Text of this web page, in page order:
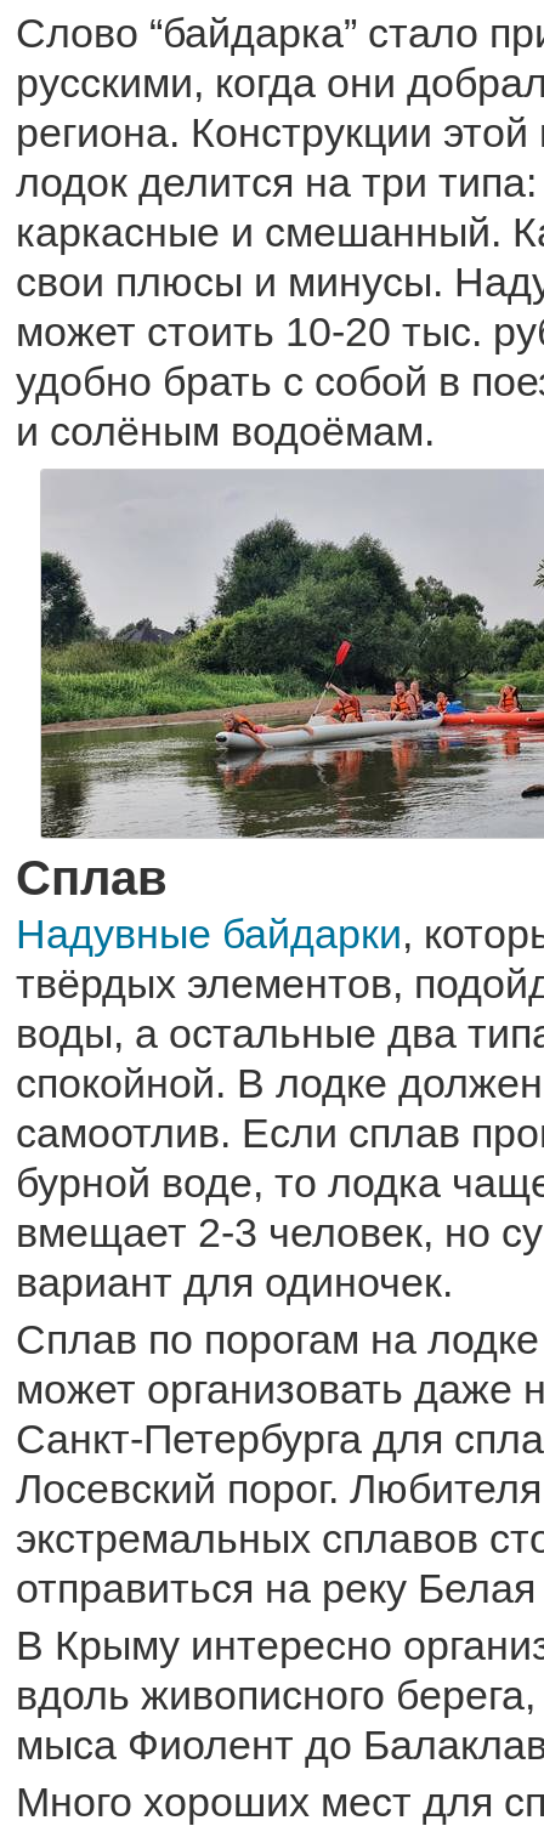
Слово “байдарка” стало
русскими, когда они
региона. Конструкции этой
лодок делится на три
каркасные и смешанный.
свои плюсы и минусы.
может стоить 10-20 тыс.
удобно брать с собой в
и солёным водоёмам.
Сплав
Надувные байдарки,
твёрдых элементов,
воды, а остальные два
спокойной. В лодке
самоотлив. Если сплав
бурной воде, то лодка
вмещает 2-3 человек, но
вариант для одиночек.
Сплав по порогам на
может организовать даже
Санкт-Петербурга для
Лосевский порог.
экстремальных сплавов
отправиться на реку
В Крыму интересно
вдоль живописного
мыса Фиолент до
Много хороших мест для